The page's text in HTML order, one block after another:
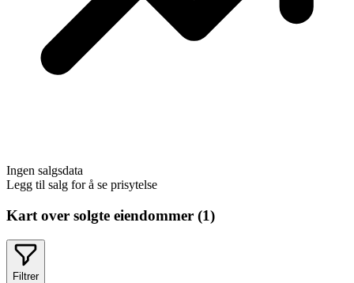
Ingen salgsdata
Legg til salg for å se prisytelse
Kart over solgte eiendommer (1)
Filtrer